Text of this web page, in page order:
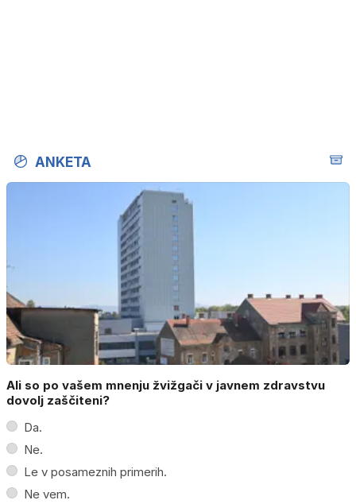
ANKETA
Ali so po vašem mnenju žvižgači v javnem zdravstvu
dovolj zaščiteni?
Da.
Ne.
Le v posameznih primerih.
Ne vem.